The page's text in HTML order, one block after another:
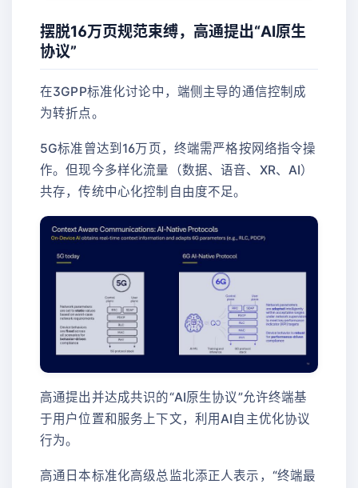
摆脱16万页规范束缚，高通提出“AI原生
协议”
在3GPP标准化讨论中，端侧主导的通信控制成
为转折点。
5G标准曾达到16万页，终端需严格按网络指令操
作。但现今多样化流量（数据、语音、XR、AI）
共存，传统中心化控制自由度不足。
高通提出并达成共识的“AI原生协议”允许终端基
于用户位置和服务上下文，利用AI自主优化协议
行为。
高通日本标准化高级总监北添正人表示，“终端最